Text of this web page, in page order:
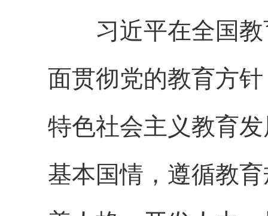
习近平在全国教
面贯彻党的教育方
特色社会主义教育
基本国情，遵循教